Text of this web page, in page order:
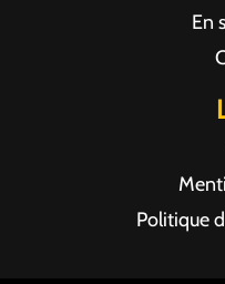
En
Politique